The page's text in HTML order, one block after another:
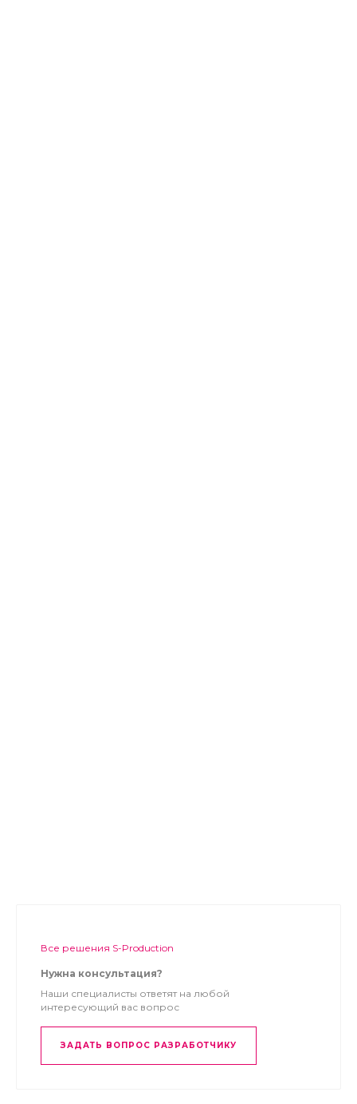
Все решения S-Production
Нужна консультация?
Наши специалисты ответят на любой
интересующий вас вопрос
ЗАДАТЬ ВОПРОС РАЗРАБОТЧИКУ